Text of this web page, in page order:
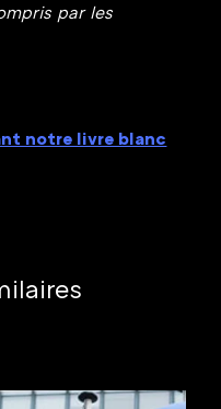
par les
notre livre blanc